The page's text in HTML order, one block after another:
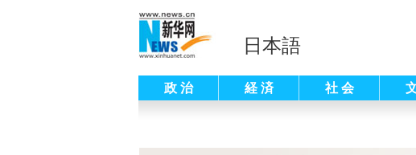
日本語
政 治 経 済 社 会